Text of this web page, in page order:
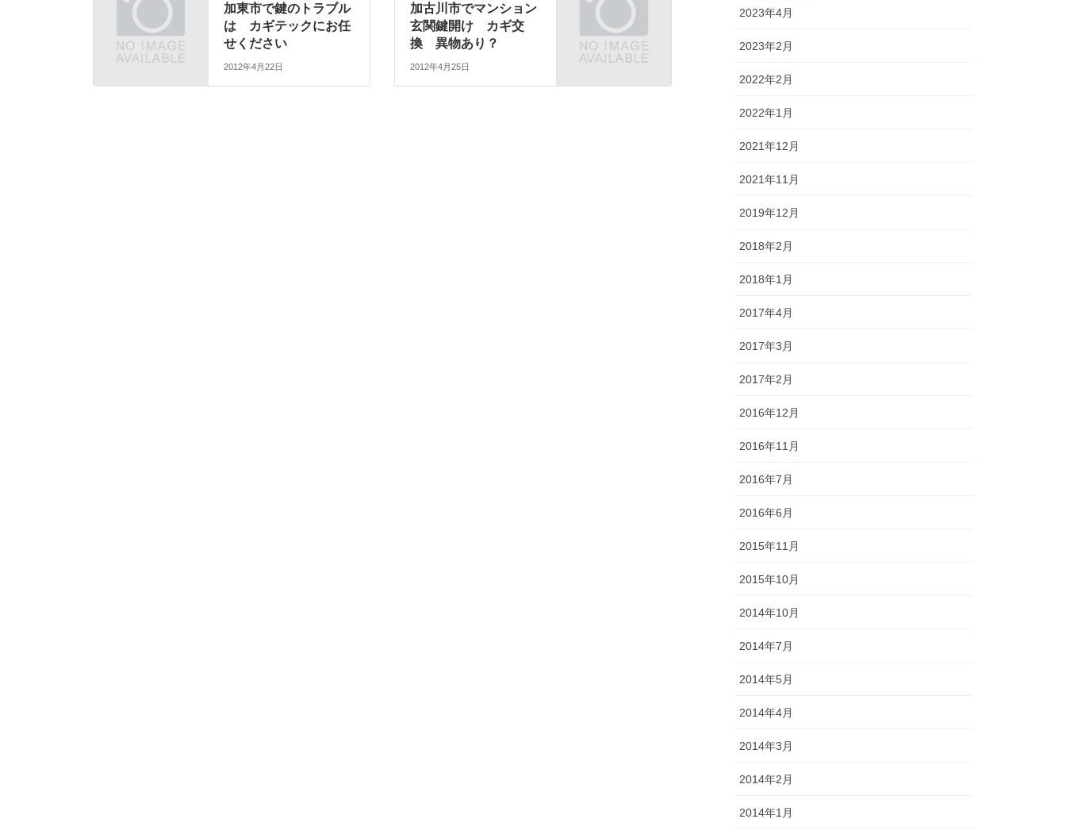
加東市で鍵のトラブル
は カギテックにお任
せください
2012年4月22日
加古川市でマンション
玄関鍵開け カギ交
換 異物あり？
2012年4月25日
2023年4月
2023年2月
2022年2月
2022年1月
2021年12月
2021年11月
2019年12月
2018年2月
2018年1月
2017年4月
2017年3月
2017年2月
2016年12月
2016年11月
2016年7月
2016年6月
2015年11月
2015年10月
2014年10月
2014年7月
2014年5月
2014年4月
2014年3月
2014年2月
2014年1月